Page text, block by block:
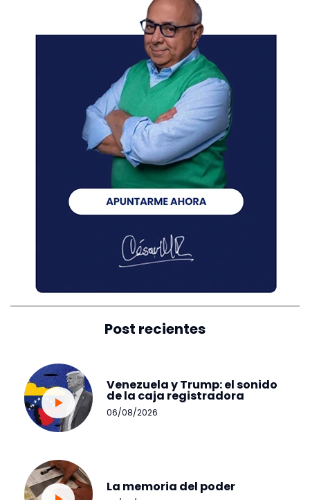
Post recientes
Venezuela y Trump: el sonido
de la caja registradora
06/08/2026
La memoria del poder